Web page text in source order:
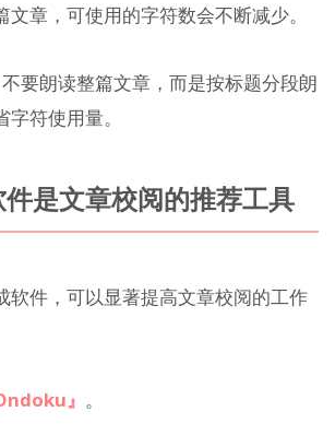
章，可使用的字符数会不断减少。
要朗读整篇文章，而是按标题分段朗
符使用量。
是文章校阅的推荐工具
软件，可以显著提高文章校阅的工作
』 。